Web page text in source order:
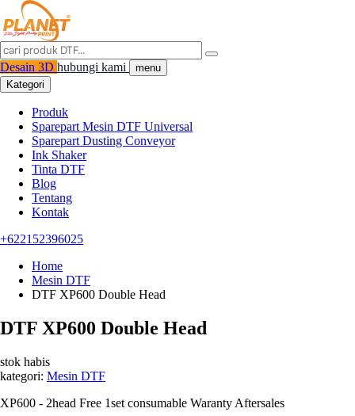
Desain 3D hubungi kami
menu
Kategori
Produk
Sparepart Mesin DTF Universal
Sparepart Dusting Conveyor
Ink Shaker
Tinta DTF
Blog
Tentang
Kontak
+622152396025
Home
Mesin DTF
DTF XP600 Double Head
DTF XP600 Double Head
stok habis
kategori: Mesin DTF
XP600 - 2head Free 1set consumable Waranty Aftersales